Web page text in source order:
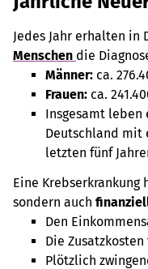
Jedes Jahr erhalten in
Menschen die
Männer: ca.
Frauen: ca.
Insgesamt leben
Deutschland mit
letzten fünf
Eine
sondern auch
Den
Die
Plötzlich